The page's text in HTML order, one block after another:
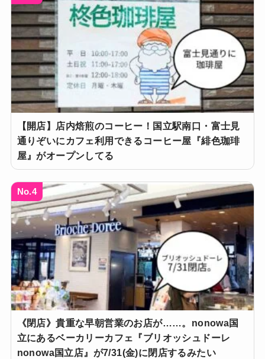
【開店】店内焙煎のコーヒー！国立駅南口・富士見
通りぞいにカフェ利用できるコーヒー屋『緋色珈琲
屋』がオープンしてる
No.4
《閉店》貴重な早朝営業のお店が……。nonowa国
立にあるベーカリーカフェ『ブリオッシュドーレ
nonowa国立店』が7/31(金)に閉店するみたい